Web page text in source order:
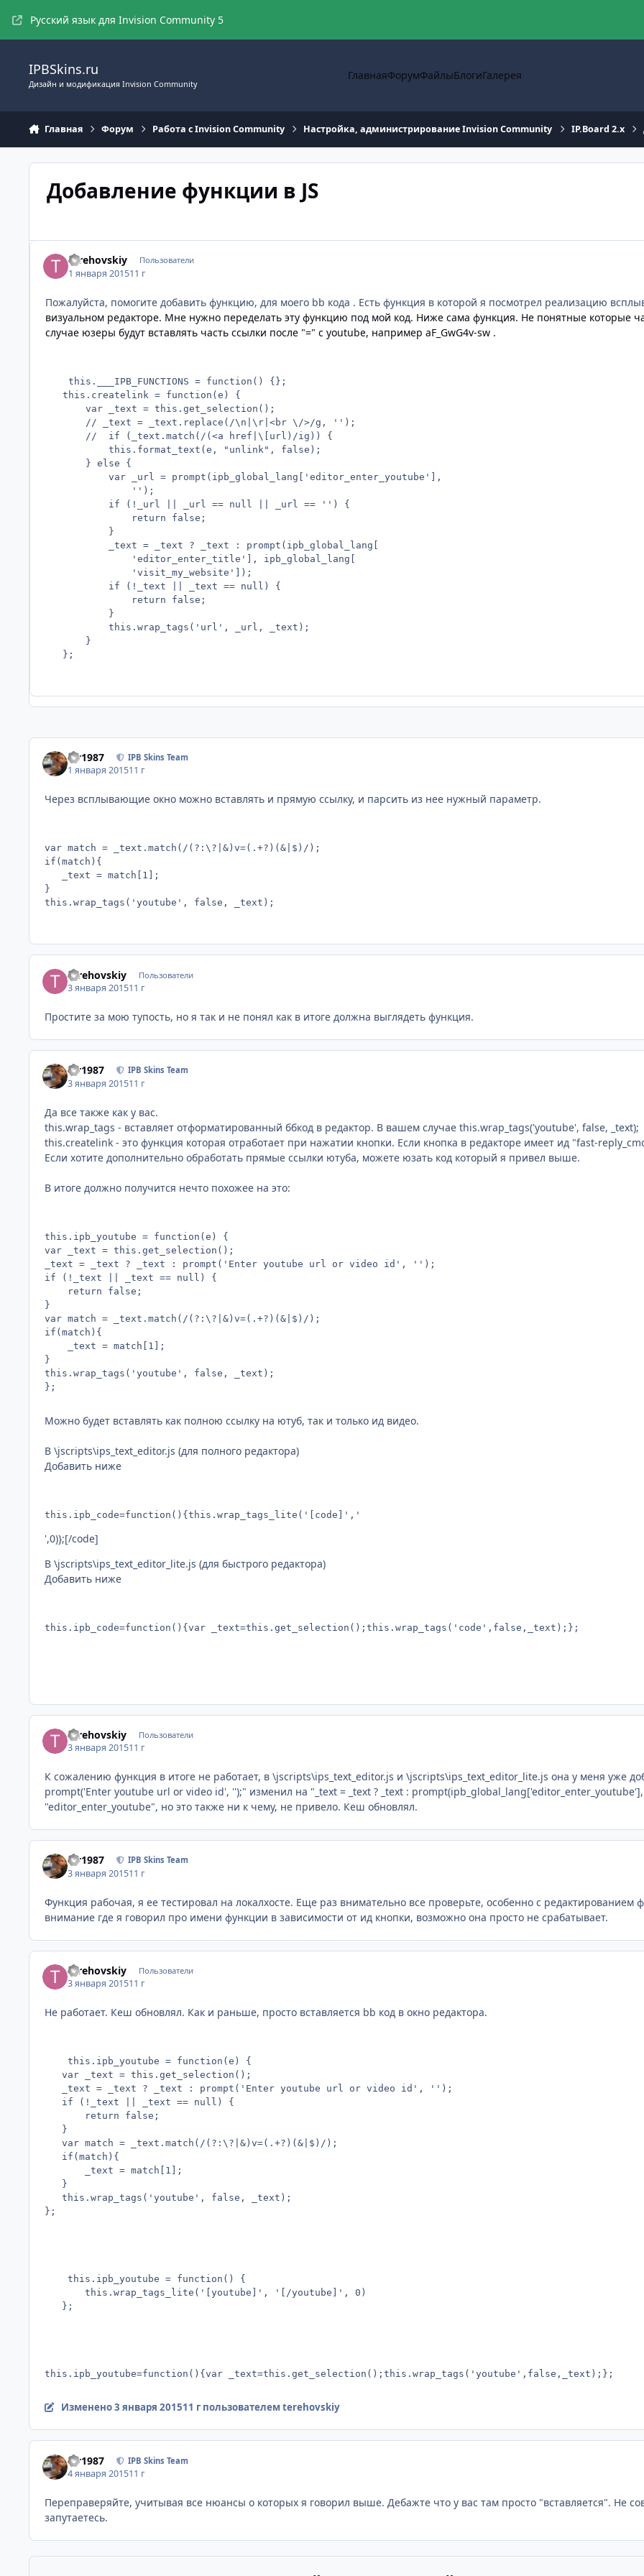
Русский язык для Invision Community 5
IPBSkins.ru
Дизайн и модификация Invision Community
ГлавнаяФорумФайлыБлогиГалерея
Главная Форум Работа с Invision Community Настройка, администрирование Invision Community IP.Board 2.x
Добавление функции в JS
terehovskiy Пользователи
1 января 201511 г
Пожалуйста, помогите добавить функцию, для моего bb кода . Есть функция в которой я посмотрел реализацию
визуальном редакторе. Мне нужно переделать эту функцию под мой код. Ниже сама функция. Не понятные которые
случае юзеры будут вставлять часть ссылки после "=" с youtube, например aF_GwG4v-sw .
    this.___IPB_FUNCTIONS = function() {};
   this.createlink = function(e) {
       var _text = this.get_selection();
       // _text = _text.replace(/\n|\r|<br \/>/g, '');
       //  if (_text.match(/(<a href|\[url)/ig)) {
           this.format_text(e, "unlink", false);
       } else {
           var _url = prompt(ipb_global_lang['editor_enter_youtube'],
               '');
           if (!_url || _url == null || _url == '') {
               return false;
           }
           _text = _text ? _text : prompt(ipb_global_lang[
               'editor_enter_title'], ipb_global_lang[
               'visit_my_website']);
           if (!_text || _text == null) {
               return false;
           }
           this.wrap_tags('url', _url, _text);
       }
   };
siv1987 IPB Skins Team
1 января 201511 г
Через всплывающие окно можно вставлять и прямую ссылку, и парсить из нее нужный параметр.
var match = _text.match(/(?:\?|&)v=(.+?)(&|$)/);
if(match){
   _text = match[1];
}
terehovskiy Пользователи
3 января 201511 г
Простите за мою тупость, но я так и не понял как в итоге должна выглядеть функция.
siv1987 IPB Skins Team
3 января 201511 г
Да все также как у вас.
this.wrap_tags - вставляет отформатированный ббкод в редактор. В вашем случае this.wrap_tags('youtube', false, _text);
this.createlink - это функция которая отработает при нажатии кнопки. Если кнопка в редакторе имеет ид "fast-
Если хотите дополнительно обработать прямые ссылки ютуба, можете юзать код который я привел выше.
В итоге должно получится нечто похожее на это:
this.ipb_youtube = function(e) {
var _text = this.get_selection();
_text = _text ? _text : prompt('Enter youtube url or video id', '');
if (!_text || _text == null) {
}
var match = _text.match(/(?:\?|&)v=(.+?)(&|$)/);
if(match){
}
this.wrap_tags('youtube', false, _text);
Можно будет вставлять как полною ссылку на ютуб, так и только ид видео.
В \jscripts\ips_text_editor.js (для полного редактора)
Добавить ниже
this.ipb_code=function(){this.wrap_tags_lite('[code]','
',0)};[/code]
В \jscripts\ips_text_editor_lite.js (для быстрого редактора)
Добавить ниже
this.ipb_code=function(){var _text=this.get_selection();this.wrap_tags('code',false,_text);};
terehovskiy Пользователи
3 января 201511 г
К сожалению функция в итоге не работает, в \jscripts\ips_text_editor.js и \jscripts\ips_text_editor_lite.js она у меня уже
prompt('Enter youtube url or video id', '');" изменил на "_text = _text ? _text : prompt(ipb_global_lang['editor_enter_youtube'],
"editor_enter_youtube", но это также ни к чему, не привело. Кеш обновлял.
siv1987 IPB Skins Team
3 января 201511 г
Функция рабочая, я ее тестировал на локалхосте. Еще раз внимательно все проверьте, особенно с редактированием
внимание где я говорил про имени функции в зависимости от ид кнопки, возможно она просто не срабатывает.
terehovskiy Пользователи
3 января 201511 г
Не работает. Кеш обновлял. Как и раньше, просто вставляется bb код в окно редактора.
   var _text = this.get_selection();
   _text = _text ? _text : prompt('Enter youtube url or video id', '');
   if (!_text || _text == null) {
       return false;
   }
   var match = _text.match(/(?:\?|&)v=(.+?)(&|$)/);
   if(match){
       _text = match[1];
   }
   this.wrap_tags('youtube', false, _text);
};
    this.ipb_youtube = function() {
       this.wrap_tags_lite('[youtube]', '[/youtube]', 0)
   };
this.ipb_youtube=function(){var _text=this.get_selection();this.wrap_tags('youtube',false,_text);};
Изменено3 января 201511 гпользователем terehovskiy
siv1987 IPB Skins Team
4 января 201511 г
Переправеряйте, учитывая все нюансы о которых я говорил выше. Дебажте что у вас там просто "вставляется". Не
запутаетесь.